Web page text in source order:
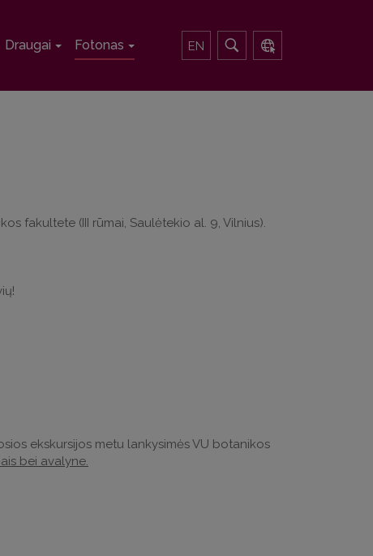
Draugai Fotonas EN
fakultete (III rūmai, Saulėtekio al. 9, Vilnius).
ekskursijos metu lankysimės VU botanikos
bei avalyne.